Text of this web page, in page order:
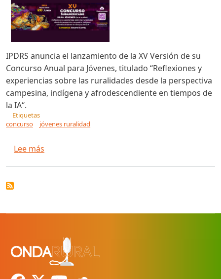
IPDRS anuncia el lanzamiento de la XV Versión de su
Concurso Anual para Jóvenes, titulado “Reflexiones y
experiencias sobre las ruralidades desde la perspectiva
campesina, indígena y afrodescendiente en tiempos de
la IA“.
Etiquetas
concurso
jóvenes ruralidad
Lee más